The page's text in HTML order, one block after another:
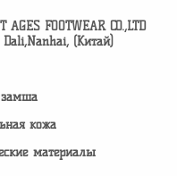
FOOTWEAR CO.,LTD
(Китай)
замша
кожа
материалы